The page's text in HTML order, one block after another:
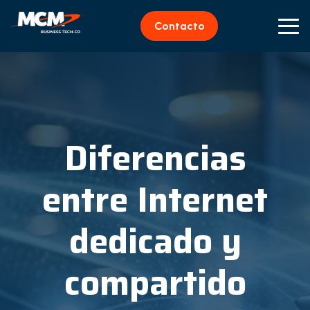
Contacto
Diferencias
entre Internet
dedicado y
compartido